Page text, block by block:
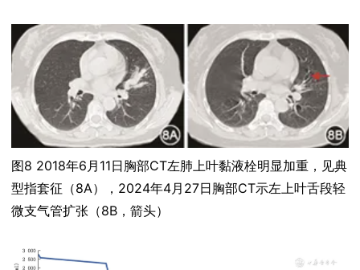
图8 2018年6月11日胸部CT左肺上叶黏液栓明显加重，见典
型指套征（8A），2024年4月27日胸部CT示左上叶舌段轻
微支气管扩张（8B，箭头）